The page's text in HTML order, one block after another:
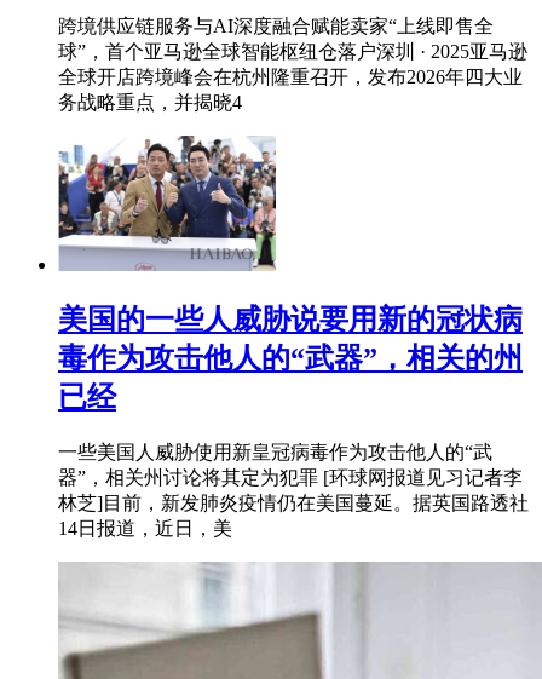
跨境供应链服务与AI深度融合赋能卖家“上线即售全
球”，首个亚马逊全球智能枢纽仓落户深圳 · 2025亚马逊
全球开店跨境峰会在杭州隆重召开，发布2026年四大业
务战略重点，并揭晓4
美国的一些人威胁说要用新的冠状病
毒作为攻击他人的“武器”，相关的州
已经
一些美国人威胁使用新皇冠病毒作为攻击他人的“武
器”，相关州讨论将其定为犯罪 [环球网报道见习记者李
林芝]目前，新发肺炎疫情仍在美国蔓延。据英国路透社
14日报道，近日，美